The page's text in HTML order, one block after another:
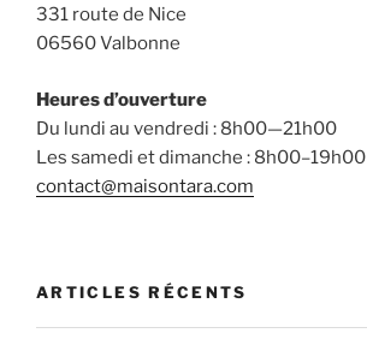
331 route de Nice
06560 Valbonne
Heures d’ouverture
Du lundi au vendredi : 8h00—21h00
Les samedi et dimanche : 8h00–19h00
contact@maisontara.com
ARTICLES RÉCENTS